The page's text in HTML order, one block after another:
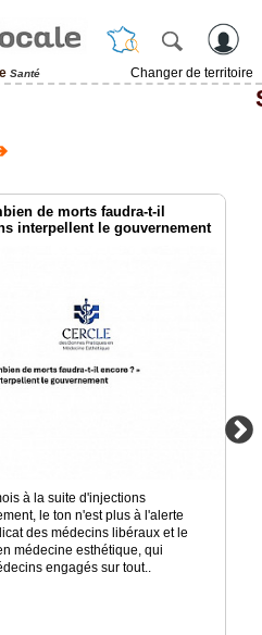
Santé
Changer de territoire
de morts faudra-t-il
interpellent le gouvernement
à la suite d'injections
le ton n'est plus à l'alerte
des médecins libéraux et le
médecine esthétique, qui
engagés sur tout..